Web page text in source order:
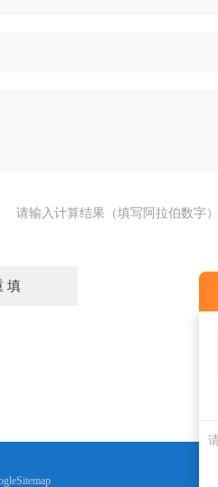
请输入计算结果（填写阿拉伯数字